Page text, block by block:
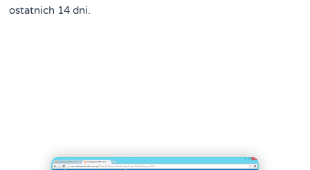
ostatnich 14 dni.